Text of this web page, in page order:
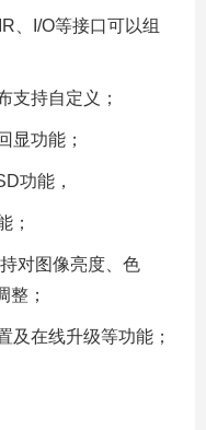
、I/O等接口可以组
支持自定义；
显功能；
功能，
；
对图像亮度、色
整；
及在线升级等功能；